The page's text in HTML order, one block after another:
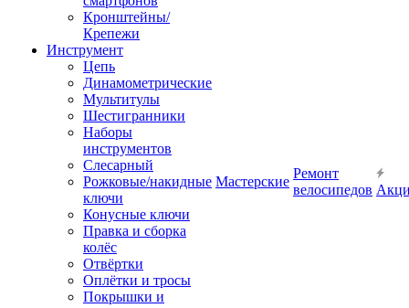
Кронштейны/
Крепежи
Инструмент
Цепь
Динамометрические
Мультитулы
Шестигранники
Наборы
инструментов
Слесарный
Рожковые/накидные
ключи
Конусные ключи
Правка и сборка
колёс
Отвёртки
Оплётки и тросы
Покрышки и
Мастерские
Ремонт
велосипедов